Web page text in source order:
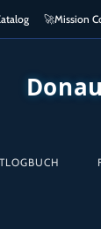
🚀Mission